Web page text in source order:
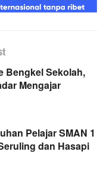
Bengkel Sekolah,
Mengajar
Pelajar SMAN 1
dan Hasapi